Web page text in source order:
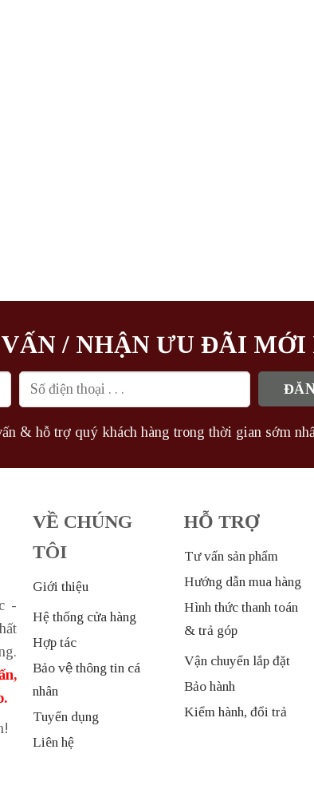
/ NHẬN ƯU ĐÃI MỚI
& hỗ trợ quý khách hàng trong thời gian sớm
-
VỀ CHÚNG
TÔI
Giới thiệu
Hệ thống cửa hàng
Hợp tác
Bảo vệ thông tin cá
nhân
Tuyển dụng
Liên hệ
HỖ TRỢ
Tư vấn sản phẩm
Hướng dẫn mua hàng
Hình thức thanh toán
& trả góp
Vận chuyển lắp đặt
Bảo hành
Kiểm hành, đổi trả